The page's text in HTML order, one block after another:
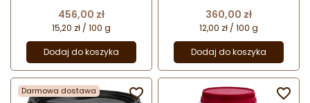
na zimno
Cena
456,00 zł
15,20 zł / 100 g
Dodaj do koszyka
na gorąco
Cena
360,00 zł
12,00 zł / 100 g
Dodaj do koszyka
Darmowa dostawa  